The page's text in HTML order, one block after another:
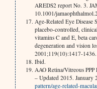
AREDS2 report No. 3.
10.1001/
Age-Related Eye Disease
placebo-controlled,
vitamins C and E, beta
degeneration and vision
2001;119(10):1417-1436.
Ibid.
AAO Retina/Vitreous PPP
– Updated 2015. January
pattern/age-related-